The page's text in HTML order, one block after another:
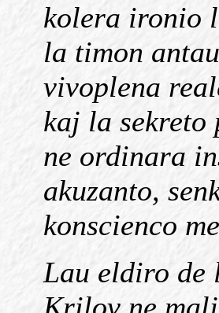
kolera ironio
la timon
vivoplena
kaj la
ne ordinara
akuzanto,
konscienco
Lau eldiro de